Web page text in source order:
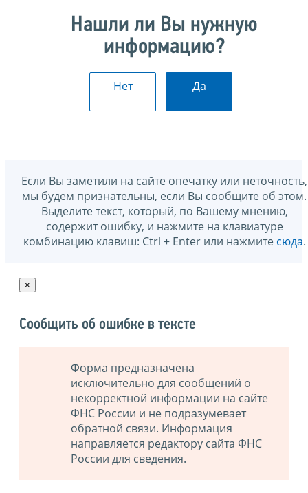
Нашли ли Вы нужную
информацию?
Нет Да
Если Вы заметили на сайте опечатку или неточность,
мы будем признательны, если Вы сообщите об этом.
Выделите текст, который, по Вашему мнению,
содержит ошибку, и нажмите на клавиатуре
комбинацию клавиш: Ctrl + Enter или нажмите сюда.
×
Сообщить об ошибке в тексте
Форма предназначена
исключительно для сообщений о
некорректной информации на сайте
ФНС России и не подразумевает
обратной связи. Информация
направляется редактору сайта ФНС
России для сведения.